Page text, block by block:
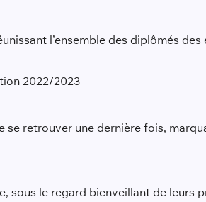
l’ensemble des diplômés des
2022/2023
se retrouver une dernière fois,
sous le regard bienveillant de leurs